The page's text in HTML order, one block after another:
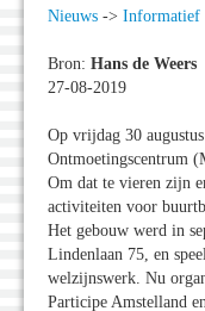
Nieuws -> Informatief
Bron: Hans de Weers
27-08-2019
Op vrijdag 30
Ontmoetingscentrum
Om dat te vieren zijn
activiteiten voor
Het gebouw werd in
Lindenlaan 75, en
welzijnswerk. Nu
Participe Amstelland